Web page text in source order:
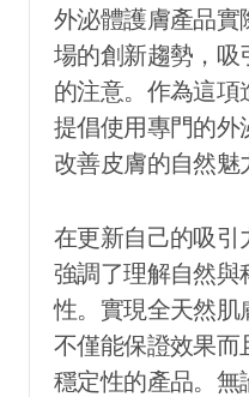
外泌體護膚產品實際上已經成為化妝品市
場的創新趨勢，吸
的注意。作為這項
提倡使用專門的外
改善皮膚的自然魅
在更新自己的吸引
強調了理解自然與
性。實現全天然肌
不僅能保證效果
穩定性的產品。無